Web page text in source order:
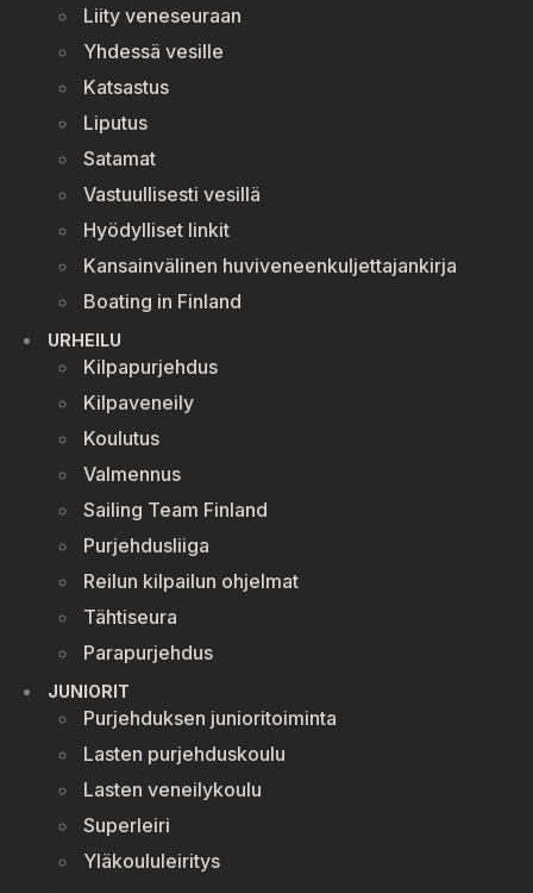
Liity veneseuraan
Yhdessä vesille
Katsastus
Liputus
Satamat
Vastuullisesti vesillä
Hyödylliset linkit
Kansainvälinen huviveneenkuljettajankirja
Boating in Finland
URHEILU
Kilpapurjehdus
Kilpaveneily
Koulutus
Valmennus
Sailing Team Finland
Purjehdusliiga
Reilun kilpailun ohjelmat
Tähtiseura
Parapurjehdus
JUNIORIT
Purjehduksen junioritoiminta
Lasten purjehduskoulu
Lasten veneilykoulu
Superleiri
Yläkoululeiritys